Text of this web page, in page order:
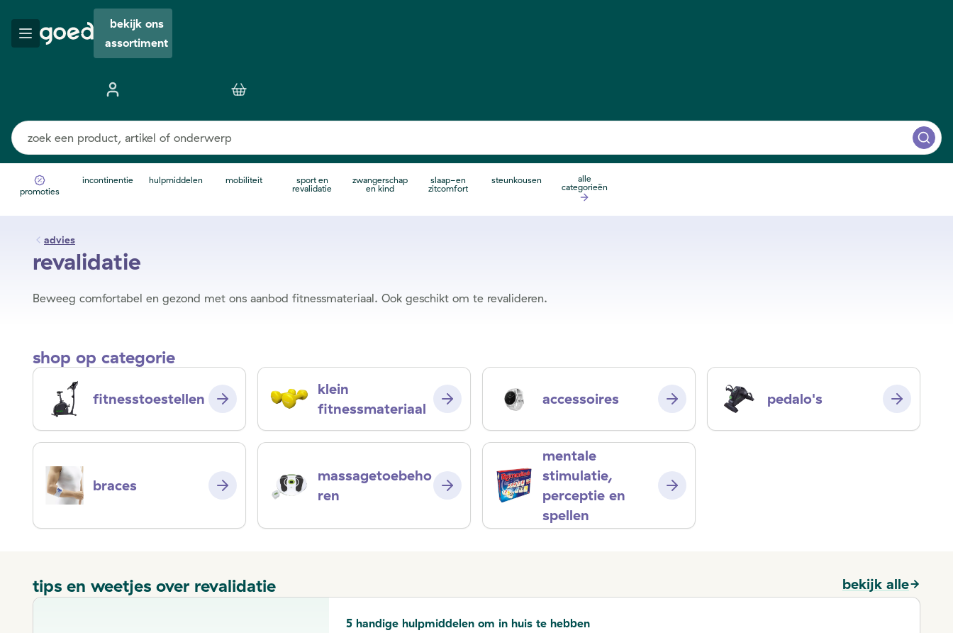
bekijk ons
assortiment
promoties
incontinentie hulpmiddelen mobiliteit
sport en
revalidatie
zwangerschap
en kind
slaap-en
zitcomfort
steunkousen
alle
categorieën
advies
revalidatie
Beweeg comfortabel en gezond met ons aanbod fitnessmateriaal. Ook geschikt om te revalideren.
shop op categorie
fitnesstoestellen
klein
fitnessmateriaal
accessoires pedalo's
braces
massagetoebeho
ren
mentale
stimulatie,
perceptie en
spellen
tips en weetjes over revalidatie bekijk alle
5 handige hulpmiddelen om in huis te hebben